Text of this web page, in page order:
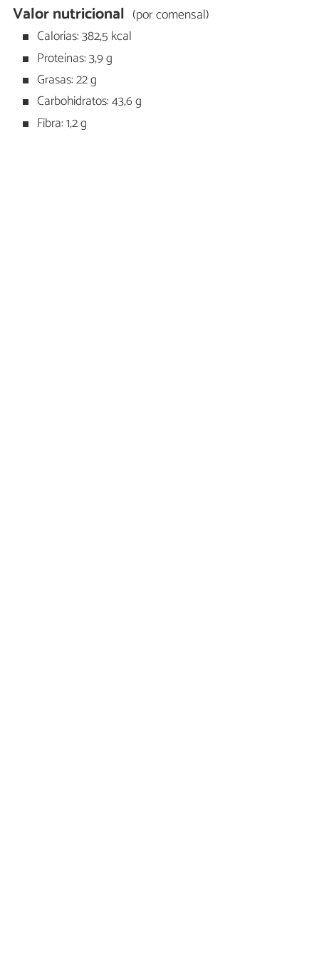
Valor nutricional (por comensal)
Calorías: 382,5 kcal
Proteínas: 3,9 g
Grasas: 22 g
Carbohidratos: 43,6 g
Fibra: 1,2 g